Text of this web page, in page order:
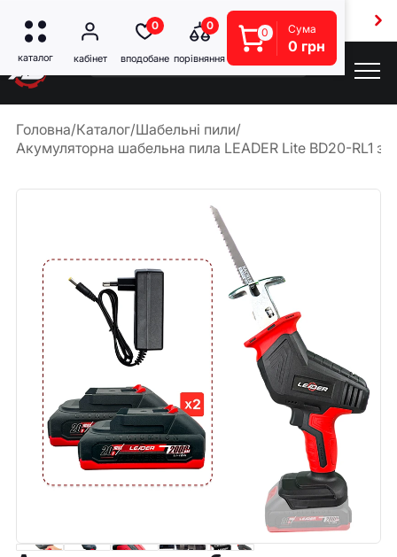
Безкоштовна доставка від 5000 грн
0 0
0 Сума
0 грн
Головна/Каталог/Шабельні пили/
Акумуляторна шабельна пила LEADER Lite BD20-RL1